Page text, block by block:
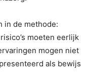
in de methode:
moeten eerlijk
mogen niet
als bewijs